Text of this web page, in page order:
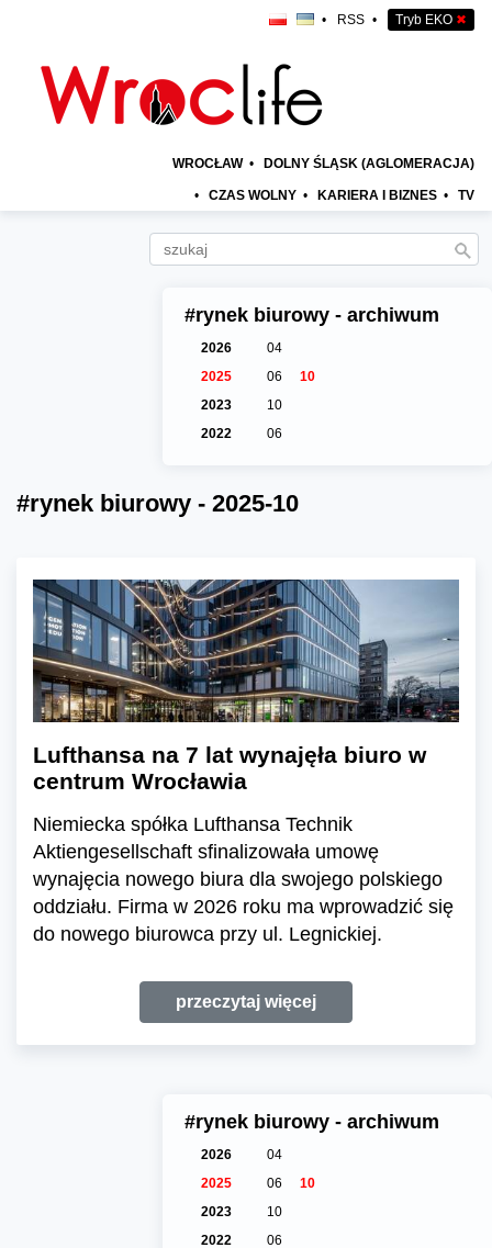
• RSS • Tryb EKO ✖
WROCŁAW • DOLNY ŚLĄSK (AGLOMERACJA)
• CZAS WOLNY • KARIERA I BIZNES • TV
#rynek biurowy - archiwum
2026
04
2025
06
10
2023
10
2022
06
#rynek biurowy - 2025-10
Lufthansa na 7 lat wynajęła biuro w
centrum Wrocławia
Niemiecka spółka Lufthansa Technik
Aktiengesellschaft sfinalizowała umowę
wynajęcia nowego biura dla swojego polskiego
oddziału. Firma w 2026 roku ma wprowadzić się
do nowego biurowca przy ul. Legnickiej.
przeczytaj więcej
#rynek biurowy - archiwum
2026
04
2025
06
10
2023
10
2022
06